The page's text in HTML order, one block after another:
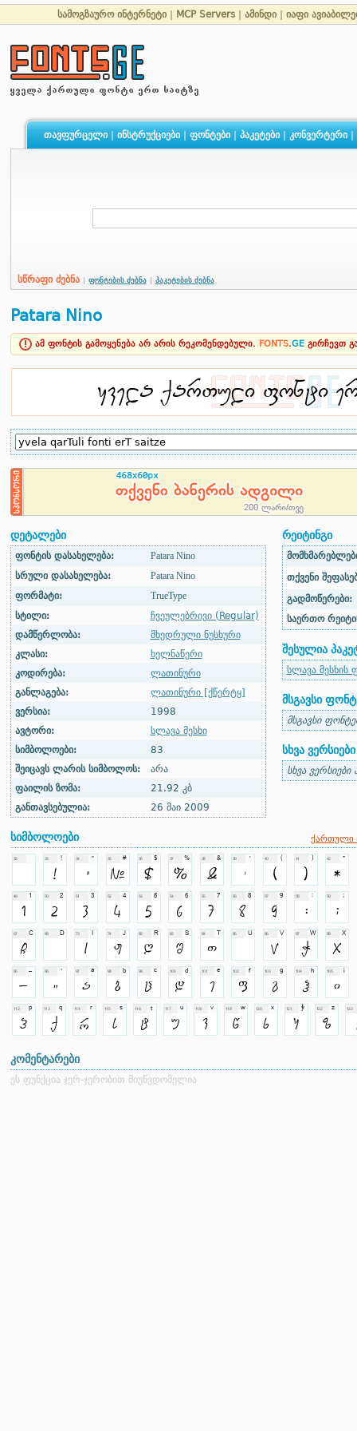
სამოგზაურო ინტერნეტი MCP Servers ამინდი იაფი
თავფურცელი| ინსტრუქციები| ფონტები| პაკეტები| კონვერტერი|
სწრაფი ძებნა ფონტების ძებნა პაკეტების ძებნა
Patara Nino
ამ ფონტის გამოყენება არ არის რეკომენდებული. FONTS.GE გირჩევთ
დეტალები
ფონტის დასახელება:
Patara Nino
სრული დასახელება:
Patara Nino
ფორმატი:
TrueType
სტილი:
ჩვეულებრივი (Regular)
დამწერლობა:
მხედრული ნუსხური
კლასი:
ხელნაწერი
კოდირება:
ლათინური
განლაგება:
ლათინური [ქწერტყ]
ვერსია:
1998
ავტორი:
სლავა მესხი
სიმბოლოები:
83
შეიცავს ლარის სიმბოლოს:
არა
ფაილის ზომა:
21.92 კბ
განთავსებულია:
26 მაი 2009
რეიტინგი
თქვენი
გადმოწერები:
საერთო
შესულია
სლავა მესხის
მსგავსი
მსგავსი
სხვა ვერსიები
სხვა ვერსიები
სიმბოლოები ქართული
კომენტარები
ეს ფუნქცია ჯერ-ჯერობით მიუწვდომელია